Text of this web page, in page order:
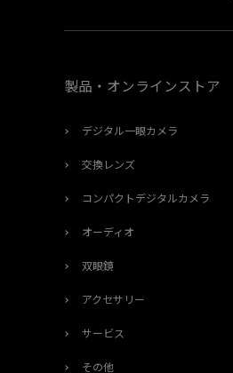
製品・オンラインストア
デジタル一眼カメラ
交換レンズ
コンパクトデジタルカメラ
オーディオ
双眼鏡
アクセサリー
サービス
その他